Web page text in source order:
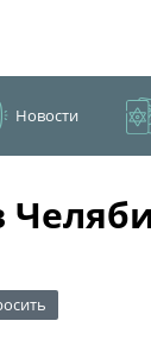
Новости